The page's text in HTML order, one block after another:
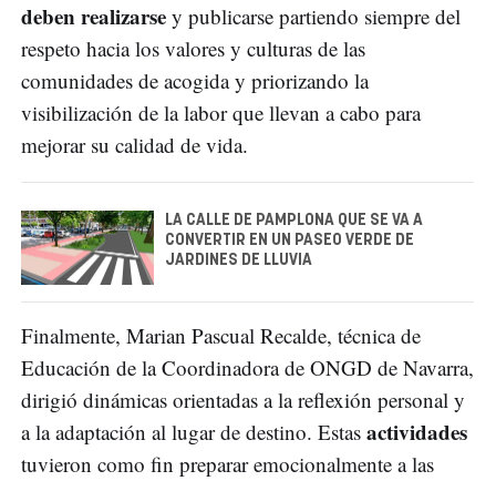
deben realizarse y publicarse partiendo siempre del
respeto hacia los valores y culturas de las
comunidades de acogida y priorizando la
visibilización de la labor que llevan a cabo para
mejorar su calidad de vida.
LA CALLE DE PAMPLONA QUE SE VA A
CONVERTIR EN UN PASEO VERDE DE
JARDINES DE LLUVIA
Finalmente, Marian Pascual Recalde, técnica de
Educación de la Coordinadora de ONGD de Navarra,
dirigió dinámicas orientadas a la reflexión personal y
a la adaptación al lugar de destino. Estas actividades
tuvieron como fin preparar emocionalmente a las